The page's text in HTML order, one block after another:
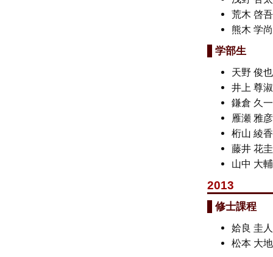
荒木 啓
熊木 学
学部生
天野 俊
井上 尊
鎌倉 久
雁瀬 雅
桁山 綾
藤井 花
山中 大
2013
修士課程
姶良 圭
松本 大